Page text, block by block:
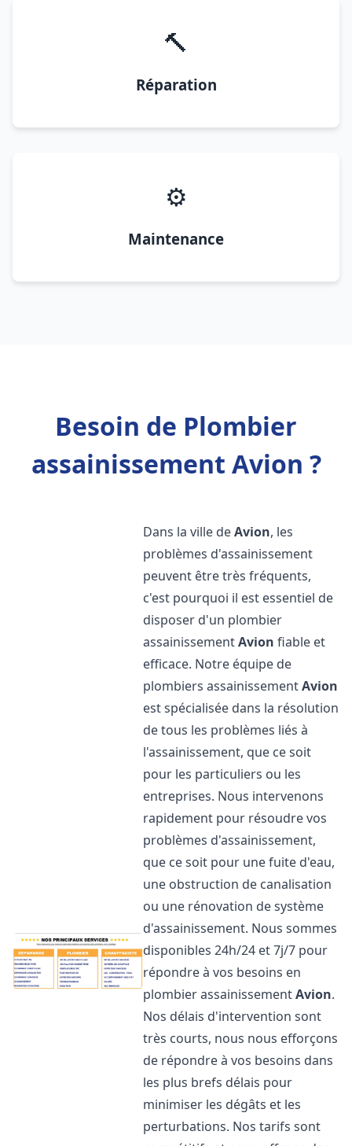
🔨
Réparation
⚙️
Maintenance
Besoin de Plombier
assainissement Avion ?
Dans la ville deAvion, les
problèmes d'assainissement
peuvent être très fréquents,
c'est pourquoi il est essentiel de
disposer d'un plombier
assainissementAvion fiable et
efficace. Notre équipe de
plombiers assainissementAvion
est spécialisée dans la résolution
de tous les problèmes liés à
l'assainissement, que ce soit
pour les particuliers ou les
entreprises. Nous intervenons
rapidement pour résoudre vos
problèmes d'assainissement,
que ce soit pour une fuite d'eau,
une obstruction de canalisation
ou une rénovation de système
d'assainissement. Nous sommes
disponibles 24h/24 et 7j/7 pour
répondre à vos besoins en
plombier assainissementAvion.
Nos délais d'intervention sont
très courts, nous nous efforçons
de répondre à vos besoins dans
les plus brefs délais pour
minimiser les dégâts et les
perturbations. Nos tarifs sont